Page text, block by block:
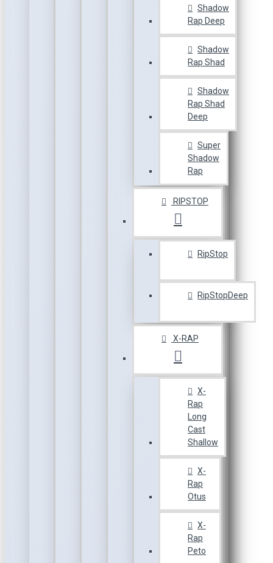
Shadow
Rap Deep
Shadow
Rap Shad
Shadow
Rap Shad
Deep
Super
Shadow
Rap
RIPSTOP
RipStop
RipStopDeep
X-RAP
X-
Rap
Long
Cast
Shallow
X-
Rap
Otus
X-
Rap
Peto